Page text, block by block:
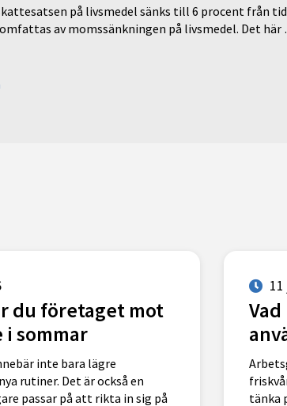
på livsmedel sänks till 6 procent från
av momssänkningen på livsmedel. Det
du företaget mot
i sommar
inte bara lägre
rutiner. Det är också en
passar på att rikta in sig på
tänka